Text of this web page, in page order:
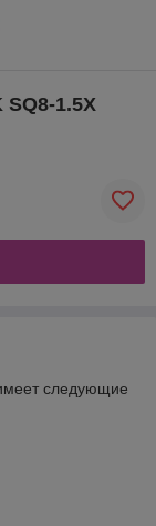
1.5X
следующие